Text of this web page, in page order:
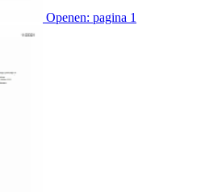
Openen: pagina 1